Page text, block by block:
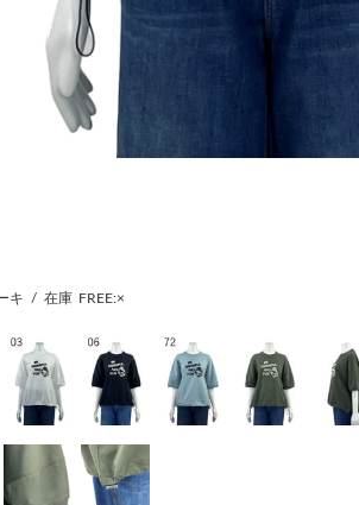
キ / 在庫 FREE:×